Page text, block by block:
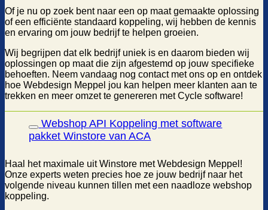
Of je nu op zoek bent naar een op maat gemaakte oplossing
of een efficiënte standaard koppeling, wij hebben de kennis
en ervaring om jouw bedrijf te helpen groeien.
Wij begrijpen dat elk bedrijf uniek is en daarom bieden wij
oplossingen op maat die zijn afgestemd op jouw specifieke
behoeften. Neem vandaag nog contact met ons op en ontdek
hoe Webdesign Meppel jou kan helpen meer klanten aan te
trekken en meer omzet te genereren met Cycle software!
Webshop API Koppeling met software
pakket Winstore van ACA
Haal het maximale uit Winstore met Webdesign Meppel!
Onze experts weten precies hoe ze jouw bedrijf naar het
volgende niveau kunnen tillen met een naadloze webshop
koppeling.